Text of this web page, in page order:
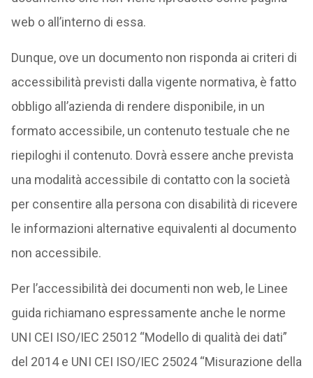
web o all’interno di essa.
Dunque, ove un documento non risponda ai criteri di
accessibilità previsti dalla vigente normativa, è fatto
obbligo all’azienda di rendere disponibile, in un
formato accessibile, un contenuto testuale che ne
riepiloghi il contenuto. Dovrà essere anche prevista
una modalità accessibile di contatto con la società
per consentire alla persona con disabilità di ricevere
le informazioni alternative equivalenti al documento
non accessibile.
Per l’accessibilità dei documenti non web, le Linee
guida richiamano espressamente anche le norme
UNI CEI ISO/IEC 25012 “Modello di qualità dei dati”
del 2014 e UNI CEI ISO/IEC 25024 “Misurazione della